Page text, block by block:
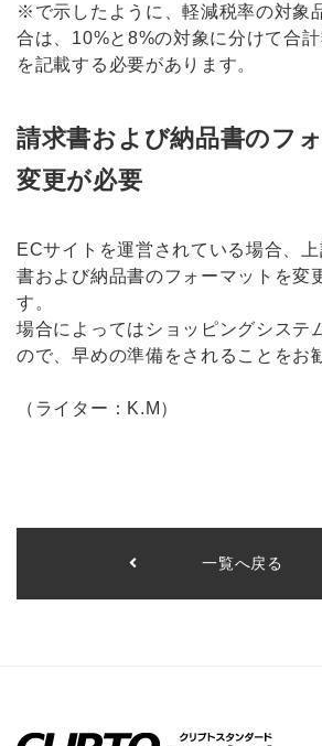
※で示したように、軽減税率の対象
合は、10%と8%の対象に分けて合
を記載する必要があります。
請求書および納品書のフ
変更が必要
ECサイトを運営されている場合、
書および納品書のフォーマットを変
す。
場合によってはショッピングシステ
ので、早めの準備をされることをお
（ライター：K.M）
一覧へ戻る